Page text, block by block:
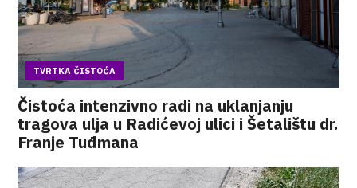
TVRTKA ČISTOĆA
Čistoća intenzivno radi na uklanjanju
tragova ulja u Radićevoj ulici i Šetalištu dr.
Franje Tuđmana